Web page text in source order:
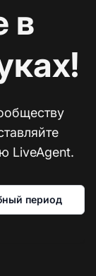
в
LiveAgent.
период